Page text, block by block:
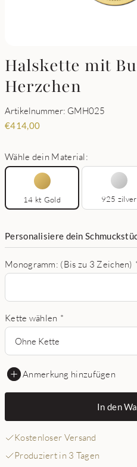
Halskette mit
Herzchen
Artikelnummer: GMH025
€414,00
Wähle dein Material:
14 kt Gold 925 zilver
Personalisiere dein
Monogramm: (Bis zu 3 Zeichen)
Kette wählen *
Ohne Kette
Anmerkung hinzufügen
In den
Kostenloser Versand
Produziert in 3 Tagen